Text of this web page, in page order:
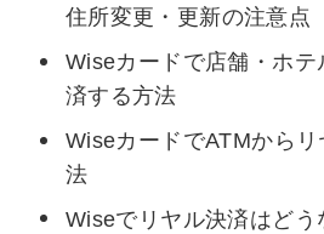
住所変更・更新の注意点
Wiseカードで店舗・ホ
済する方法
WiseカードでATMから
法
Wiseでリヤル決済はどう